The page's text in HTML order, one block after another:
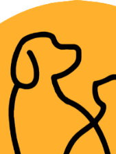
GRATIS por
(Válido desde
Veterinaria
Moduladores de